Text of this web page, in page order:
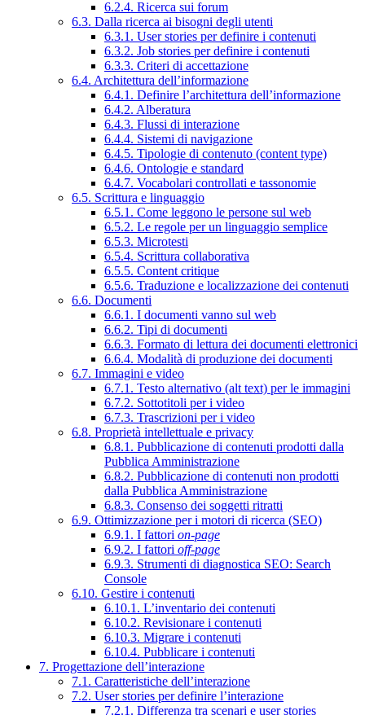
6.2.4. Ricerca sui forum
6.3. Dalla ricerca ai bisogni degli utenti
6.3.1. User stories per definire i contenuti
6.3.2. Job stories per definire i contenuti
6.3.3. Criteri di accettazione
6.4. Architettura dell’informazione
6.4.1. Definire l’architettura dell’informazione
6.4.2. Alberatura
6.4.3. Flussi di interazione
6.4.4. Sistemi di navigazione
6.4.5. Tipologie di contenuto (content type)
6.4.6. Ontologie e standard
6.4.7. Vocabolari controllati e tassonomie
6.5. Scrittura e linguaggio
6.5.1. Come leggono le persone sul web
6.5.2. Le regole per un linguaggio semplice
6.5.3. Microtesti
6.5.4. Scrittura collaborativa
6.5.5. Content critique
6.5.6. Traduzione e localizzazione dei contenuti
6.6. Documenti
6.6.1. I documenti vanno sul web
6.6.2. Tipi di documenti
6.6.3. Formato di lettura dei documenti elettronici
6.6.4. Modalità di produzione dei documenti
6.7. Immagini e video
6.7.1. Testo alternativo (alt text) per le immagini
6.7.2. Sottotitoli per i video
6.7.3. Trascrizioni per i video
6.8. Proprietà intellettuale e privacy
6.8.1. Pubblicazione di contenuti prodotti dalla
Pubblica Amministrazione
6.8.2. Pubblicazione di contenuti non prodotti
dalla Pubblica Amministrazione
6.8.3. Consenso dei soggetti ritratti
6.9. Ottimizzazione per i motori di ricerca (SEO)
6.9.1. I fattori on-page
6.9.2. I fattori off-page
6.9.3. Strumenti di diagnostica SEO: Search
Console
6.10. Gestire i contenuti
6.10.1. L’inventario dei contenuti
6.10.2. Revisionare i contenuti
6.10.3. Migrare i contenuti
6.10.4. Pubblicare i contenuti
7. Progettazione dell’interazione
7.1. Caratteristiche dell’interazione
7.2. User stories per definire l’interazione
7.2.1. Differenza tra scenari e user stories